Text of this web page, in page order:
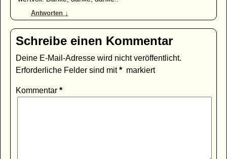
Antworten ↓
Schreibe einen Kommentar
Deine E-Mail-Adresse wird nicht veröffentlicht.
Erforderliche Felder sind mit* markiert
Kommentar *